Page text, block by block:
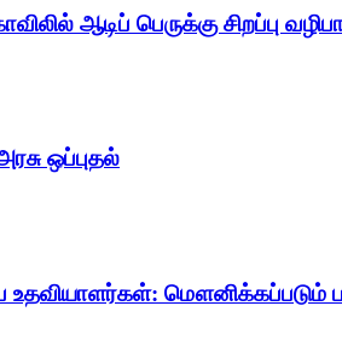
ஆடிப் பெருக்கு சிறப்பு
ஒப்புதல்
உதவியாளர்கள்: மௌனிக்கப்படும்